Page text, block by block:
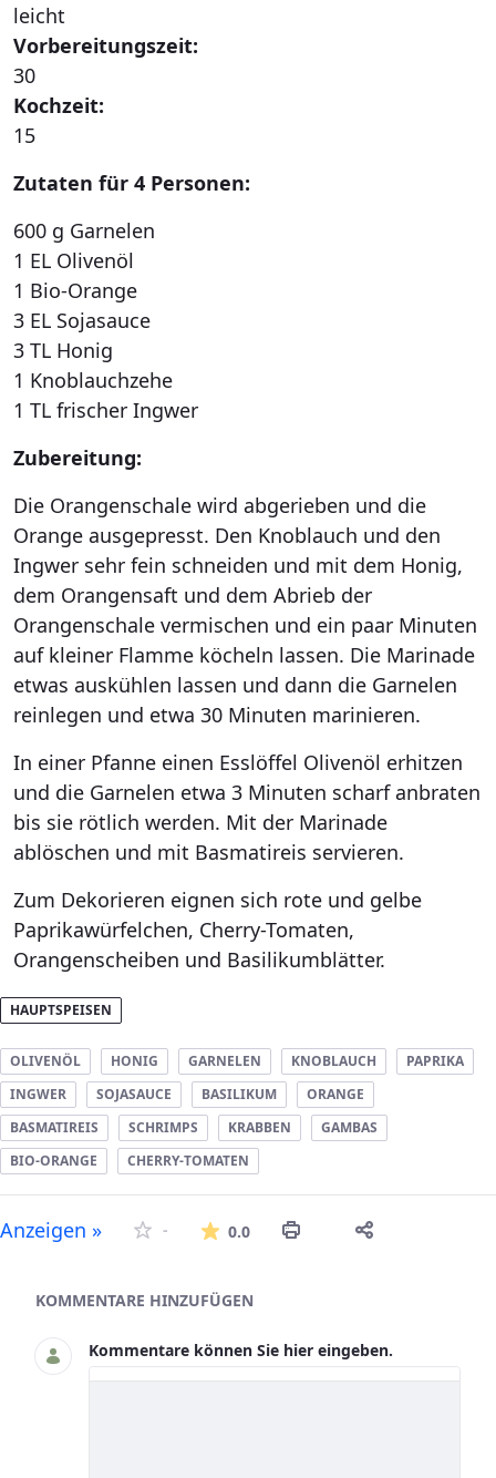
leicht
Vorbereitungszeit:
30
Kochzeit:
15
Zutaten für 4 Personen:
600 g Garnelen
1 EL Olivenöl
1 Bio-Orange
3 EL Sojasauce
3 TL Honig
1 Knoblauchzehe
1 TL frischer Ingwer
Zubereitung:
Die Orangenschale wird abgerieben und die
Orange ausgepresst. Den Knoblauch und den
Ingwer sehr fein schneiden und mit dem Honig,
dem Orangensaft und dem Abrieb der
Orangenschale vermischen und ein paar Minuten
auf kleiner Flamme köcheln lassen. Die Marinade
etwas auskühlen lassen und dann die Garnelen
reinlegen und etwa 30 Minuten marinieren.
In einer Pfanne einen Esslöffel Olivenöl erhitzen
und die Garnelen etwa 3 Minuten scharf anbraten
bis sie rötlich werden. Mit der Marinade
ablöschen und mit Basmatireis servieren.
Zum Dekorieren eignen sich rote und gelbe
Paprikawürfelchen, Cherry-Tomaten,
Orangenscheiben und Basilikumblätter.
HAUPTSPEISEN
OLIVENÖL HONIG GARNELEN KNOBLAUCH
PAPRIKA
INGWER
SOJASAUCE BASILIKUM
ORANGE
BASMATIREIS
SCHRIMPS KRABBEN
GAMBAS
BIO-ORANGE
CHERRY-TOMATEN
Anzeigen » - 0.0Die durchschnittliche
Asset-Herausgeber
KOMMENTARE HINZUFÜGEN
Kommentare können Sie hier eingeben.